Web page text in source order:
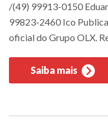
/(49) 99913-0150
99823-2460 Ico
oficial do Grupo OLX.
Saiba mais